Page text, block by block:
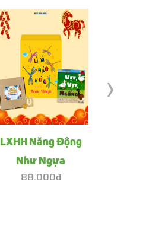
LXHH Năng Động
Như Ngựa
88.000đ
›